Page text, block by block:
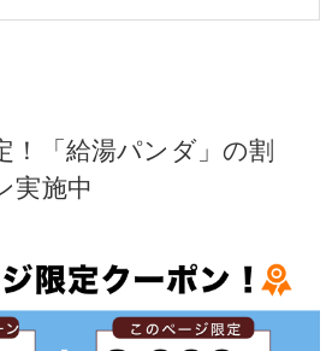
！「給湯パンダ」の割
実施中